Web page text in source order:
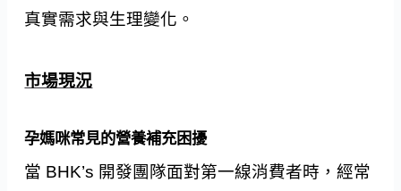
真實需求與生理變化。
市場現況
孕媽咪常見的營養補充困擾
當 BHK’s 開發團隊面對第一線消費者時，經常